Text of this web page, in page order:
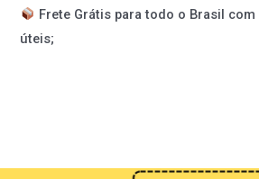
Frete Grátis para todo o Brasil
úteis;